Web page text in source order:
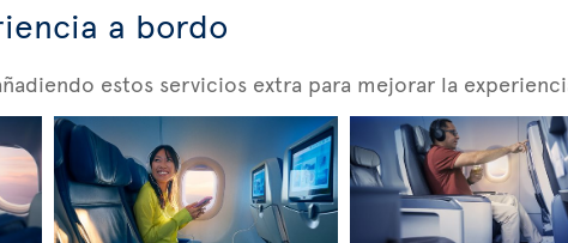
a bordo
estos servicios extra para mejorar la